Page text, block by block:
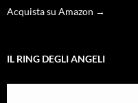
Acquista su Amazon →
IL RING DEGLI ANGELI